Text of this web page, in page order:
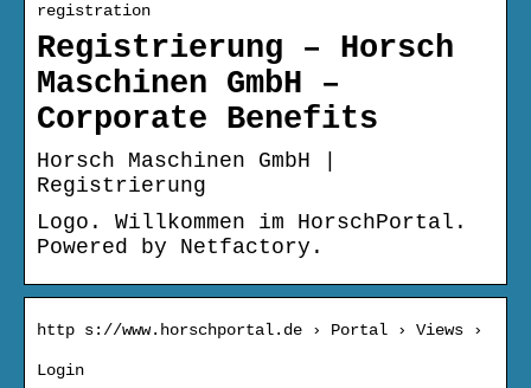
registration
Registrierung – Horsch
Maschinen GmbH –
Corporate Benefits
Horsch Maschinen GmbH |
Registrierung
Logo. Willkommen im HorschPortal.
Powered by Netfactory.
http s://www.horschportal.de › Portal › Views ›
Login